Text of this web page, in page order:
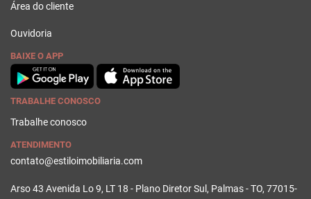
Área do cliente
Ouvidoria
BAIXE O APP
TRABALHE CONOSCO
Trabalhe conosco
ATENDIMENTO
contato@estiloimobiliaria.com
Arso 43 Avenida Lo 9, LT 18 - Plano Diretor Sul, Palmas - TO, 77015-